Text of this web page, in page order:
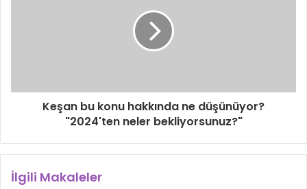
Keşan bu konu hakkında ne düşünüyor?
"2024'ten neler bekliyorsunuz?"
İlgili Makaleler